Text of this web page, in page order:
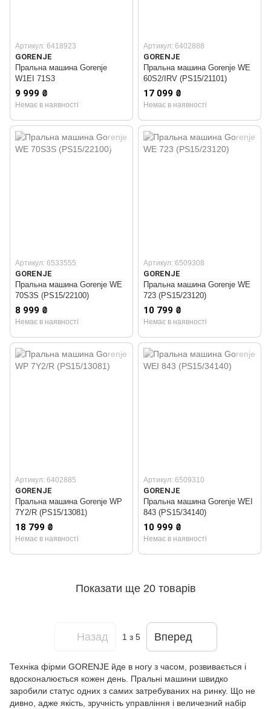
Артикул: 6418923
GORENJE
Пральна машина Gorenje
W1EI 71S3
9 999 ₴
Немає в наявності
Артикул: 6402888
GORENJE
Пральна машина Gorenje WE
60S2/IRV (PS15/21101)
17 099 ₴
Немає в наявності
Артикул: 6533555
GORENJE
Пральна машина Gorenje WE
70S3S (PS15/22100)
8 999 ₴
Немає в наявності
Артикул: 6509308
GORENJE
Пральна машина Gorenje WE
723 (PS15/23120)
10 799 ₴
Немає в наявності
Артикул: 6402885
GORENJE
Пральна машина Gorenje WP
7Y2/R (PS15/13081)
18 799 ₴
Немає в наявності
Артикул: 6509310
GORENJE
Пральна машина Gorenje WEI
843 (PS15/34140)
10 999 ₴
Немає в наявності
Показати ще 20 товарів
Назад 1 з 5 Вперед
Техніка фірми GORENJE йде в ногу з часом, розвивається і
вдосконалюється кожен день. Пральні машини швидко
заробили статус одних з самих затребуваних на ринку. Що не
дивно, адже якість, зручність управління і величезний набір